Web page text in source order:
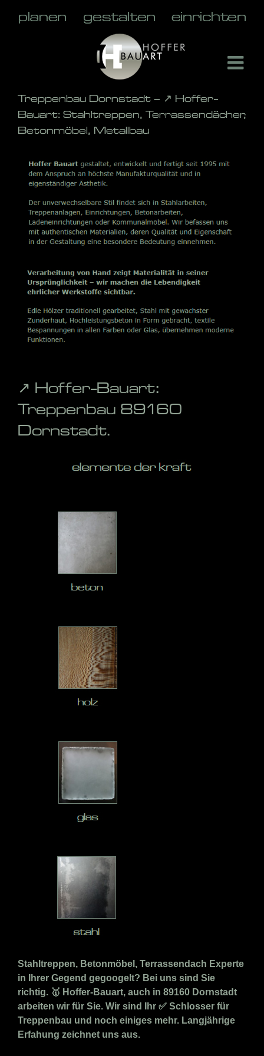
Treppenbau Dornstadt – ↗️ Hoffer-
Bauart: Stahltreppen, Terrassendächer,
Betonmöbel, Metallbau
↗️ Hoffer-Bauart:
Treppenbau 89160
Dornstadt.
Stahltreppen, Betonmöbel, Terrassendach Experte
in Ihrer Gegend gegoogelt? Bei uns sind Sie
richtig. 🥇 Hoffer-Bauart, auch in 89160 Dornstadt
arbeiten wir für Sie. Wir sind Ihr ✅ Schlosser für
Treppenbau und noch einiges mehr. Langjährige
Erfahung zeichnet uns aus.